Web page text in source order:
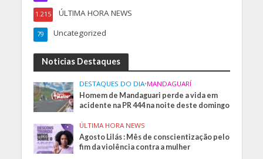
ÚLTIMA HORA NEWS
1.215
Uncategorized
79
Noticias Destaques
DESTAQUES DO DIA•MANDAGUARÍ
Homem de Mandaguari perde a vida em
acidente na PR 444 na noite deste domingo
ÚLTIMA HORA NEWS
Agosto Lilás : Mês de conscientização pelo
fim da violência contra a mulher